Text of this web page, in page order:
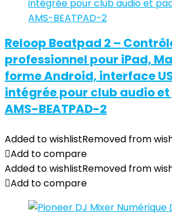
Reloop Beatpad 2 –
professionnel pour iPad,
forme Android, interface
intégrée pour club audio et
AMS-BEATPAD-2
Added to wishlistRemoved from
Add to compare
Added to wishlistRemoved from
Add to compare